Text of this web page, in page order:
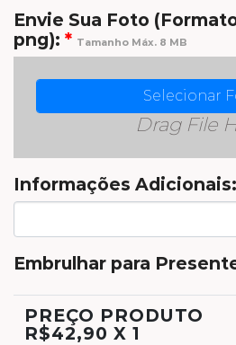
Envie Sua Foto
png): * Tamanho Máx. 8 MB
Selecionar
Drag File
Informações Adicionais:
Embrulhar para
PREÇO PRODUTO
R$42,90 X 1